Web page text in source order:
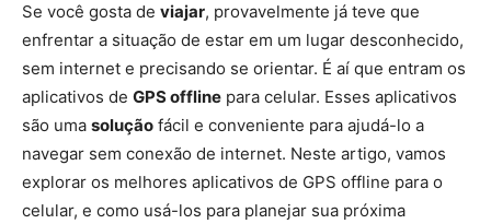
Se você gosta de viajar, provavelmente já teve que
enfrentar a situação de estar em um lugar desconhecido,
sem internet e precisando se orientar. É aí que entram os
aplicativos de GPS offline para celular. Esses aplicativos
são uma solução fácil e conveniente para ajudá-lo a
navegar sem conexão de internet. Neste artigo, vamos
explorar os melhores aplicativos de GPS offline para o
celular, e como usá-los para planejar sua próxima